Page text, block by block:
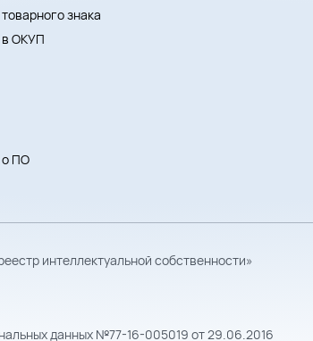
знака
в ОКУП
ПО
интеллектуальной собственности»
данных №77-16-005019 от 29.06.2016